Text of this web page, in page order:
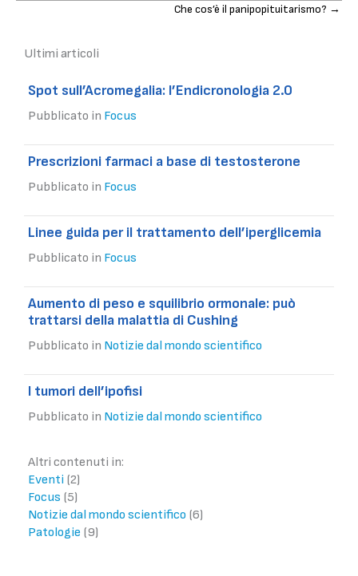
Che cos’è il panipopituitarismo? →
Ultimi articoli
Spot sull’Acromegalia: l’Endicronologia 2.0
Pubblicato in Focus
Prescrizioni farmaci a base di testosterone
Pubblicato in Focus
Linee guida per il trattamento dell’iperglicemia
Pubblicato in Focus
Aumento di peso e squilibrio ormonale: può
trattarsi della malattia di Cushing
Pubblicato in Notizie dal mondo scientifico
I tumori dell’ipofisi
Pubblicato in Notizie dal mondo scientifico
Altri contenuti in:
Eventi (2)
Focus (5)
Notizie dal mondo scientifico (6)
Patologie (9)